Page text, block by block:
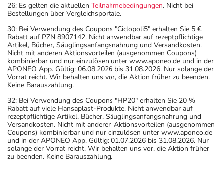
26: Es gelten die aktuellen Teilnahmebedingungen. Nicht bei
Bestellungen über Vergleichsportale.
30: Bei Verwendung des Coupons "Ciclopoli5" erhalten Sie 5 €
Rabatt auf PZN 8907142. Nicht anwendbar auf rezeptpflichtige
Artikel, Bücher, Säuglingsanfangsnahrung und Versandkosten.
Nicht mit anderen Aktionsvorteilen (ausgenommen Coupons)
kombinierbar und nur einzulösen unter www.aponeo.de und in der
APONEO App. Gültig: 06.08.2026 bis 31.08.2026. Nur solange der
Vorrat reicht. Wir behalten uns vor, die Aktion früher zu beenden.
Keine Barauszahlung.
32: Bei Verwendung des Coupons "HP20" erhalten Sie 20 %
Rabatt auf viele Hansaplast-Produkte. Nicht anwendbar auf
rezeptpflichtige Artikel, Bücher, Säuglingsanfangsnahrung und
Versandkosten. Nicht mit anderen Aktionsvorteilen (ausgenommen
Coupons) kombinierbar und nur einzulösen unter www.aponeo.de
und in der APONEO App. Gültig: 01.07.2026 bis 31.08.2026. Nur
solange der Vorrat reicht. Wir behalten uns vor, die Aktion früher
zu beenden. Keine Barauszahlung.